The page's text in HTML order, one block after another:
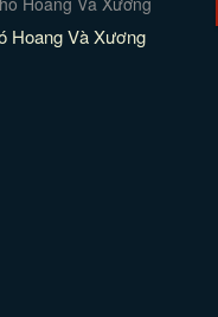
Hoang Và Xương